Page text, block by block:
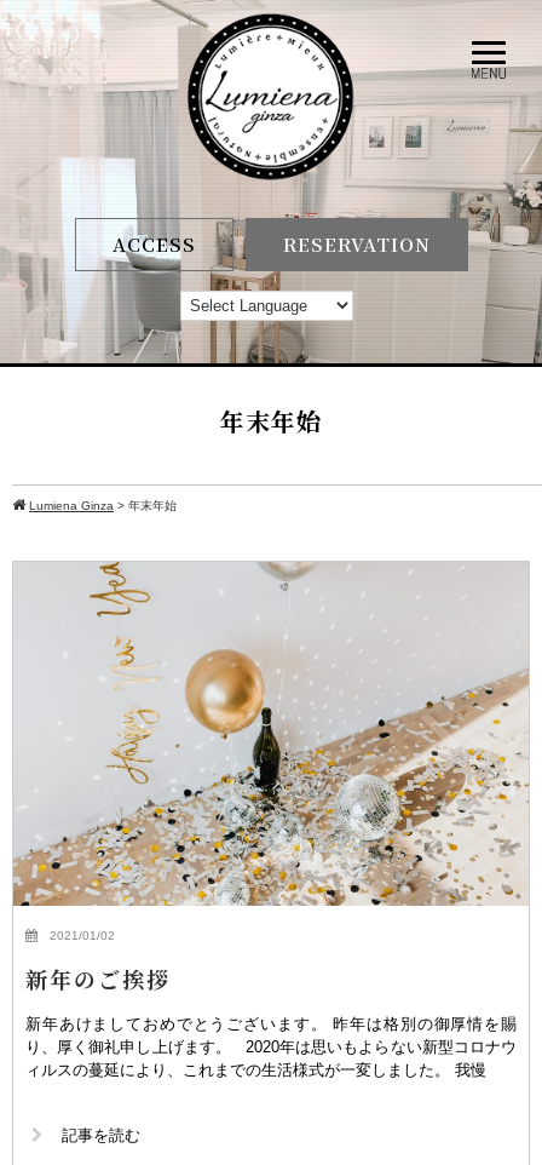
ACCESS RESERVATION
年末年始
Lumiena Ginza > 年末年始
2021/01/02
新年のご挨拶
新年あけましておめでとうございます。 昨年は格別の御厚情を賜
り、厚く御礼申し上げます。 2020年は思いもよらない新型コロナウ
ィルスの蔓延により、これまでの生活様式が一変しました。 我慢
記事を読む